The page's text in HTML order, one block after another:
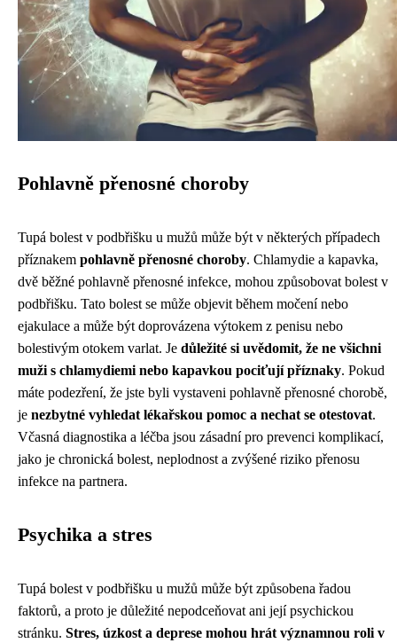
Pohlavně přenosné choroby
Tupá bolest v podbřišku u mužů může být v některých případech
příznakem pohlavně přenosné choroby. Chlamydie a kapavka,
dvě běžné pohlavně přenosné infekce, mohou způsobovat bolest v
podbřišku. Tato bolest se může objevit během močení nebo
ejakulace a může být doprovázena výtokem z penisu nebo
bolestivým otokem varlat. Je důležité si uvědomit, že ne všichni
muži s chlamydiemi nebo kapavkou pociťují příznaky. Pokud
máte podezření, že jste byli vystaveni pohlavně přenosné chorobě,
je nezbytné vyhledat lékařskou pomoc a nechat se otestovat.
Včasná diagnostika a léčba jsou zásadní pro prevenci komplikací,
jako je chronická bolest, neplodnost a zvýšené riziko přenosu
infekce na partnera.
Psychika a stres
Tupá bolest v podbřišku u mužů může být způsobena řadou
faktorů, a proto je důležité nepodceňovat ani její psychickou
stránku. Stres, úzkost a deprese mohou hrát významnou roli v